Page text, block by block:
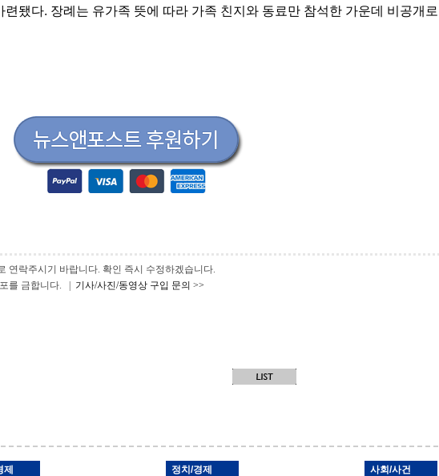
됐다. 장례는 유가족 뜻에 따라 가족 친지와 동료만 참석한 가운데 비공개로
연락주시기 바랍니다. 확인 즉시 수정하겠습니다.
포를 금합니다. | 기사/사진/동영상 구입 문의 >>
제 정치/경제 사회/사건